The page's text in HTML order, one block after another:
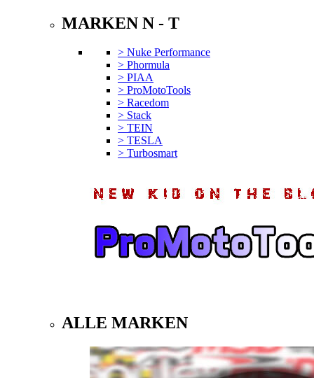
MARKEN N - T
> Nuke Performance
> Phormula
> PIAA
> ProMotoTools
> Racedom
> Stack
> TEIN
> TESLA
> Turbosmart
ALLE MARKEN